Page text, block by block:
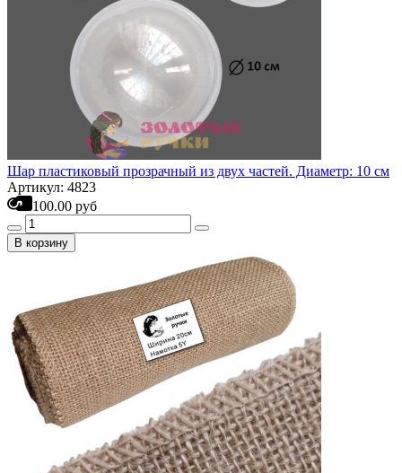
Шар пластиковый прозрачный из двух частей. Диаметр: 10 см
Артикул: 4823
100.00 руб
В корзину